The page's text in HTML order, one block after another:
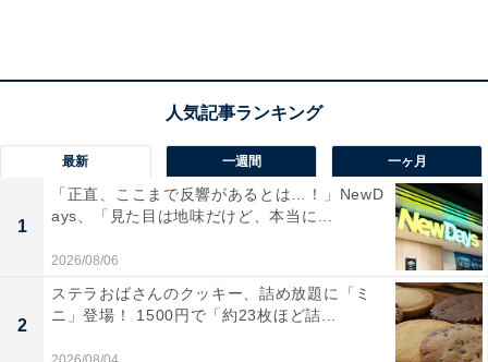
寸法は27.2×27.5×30.3cm、重量は4.54kg。強化ガラスタッチパネルの表面
は注意書き入りの保護シールで覆われています。
最新 一週間 一ヶ月
1
「正直、ここまで反響があるとは…！」NewD
ays、「見た目は地味だけど、本当に...
2026/08/06
2
ステラおばさんのクッキー、詰め放題に「ミ
ニ」登場！ 1500円で「約23枚ほど詰...